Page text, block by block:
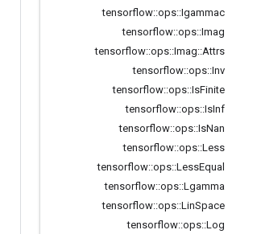
tensorflow::ops::Igammac
tensorflow::ops::Imag
tensorflow::ops::Imag::Attrs
tensorflow::ops::Inv
tensorflow::ops::IsFinite
tensorflow::ops::IsInf
tensorflow::ops::IsNan
tensorflow::ops::Less
tensorflow::ops::LessEqual
tensorflow::ops::Lgamma
tensorflow::ops::LinSpace
tensorflow::ops::Log